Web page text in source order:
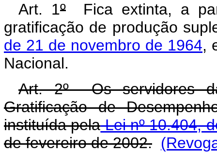
Art. 1º Fica extinta, a
gratificação de produção
de 21 de novembro de 1964,
Nacional.
Art. 2º Os servidores
Gratificação de
instituída pelaLei nº 10.404,
de fevereiro de 2002.